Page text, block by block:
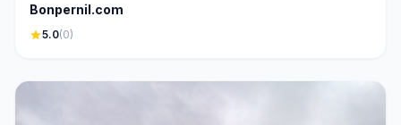
Bonpernil.com
star5.0(0)